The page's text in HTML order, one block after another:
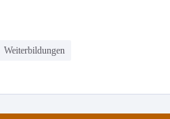
Weiterbildungen